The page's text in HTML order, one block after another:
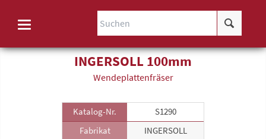
INGERSOLL 100mm
Wende­plattenfräser
Katalog-Nr.
S1290
Fabrikat
INGERSOLL